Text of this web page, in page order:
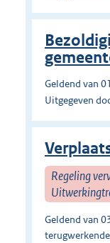
Geldend van
Uitgegeven
Regeling
Geldend van